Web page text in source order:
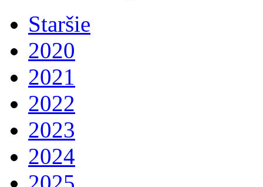
Staršie
2020
2021
2022
2023
2024